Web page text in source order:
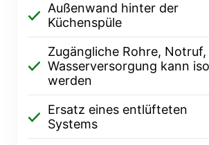
Außenwand hinter der
Küchenspüle
Zugängliche Rohre, Notruf,
Wasserversorgung kann
werden
Ersatz eines entlüfteten
Systems